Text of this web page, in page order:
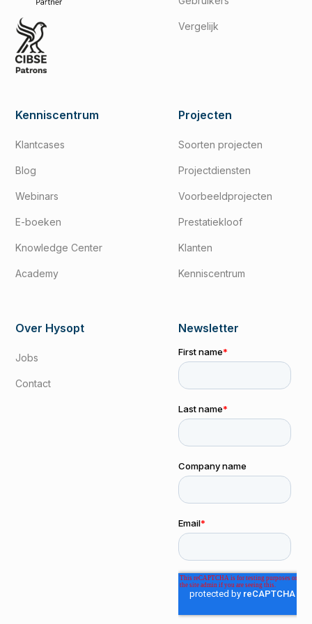
Vergelijk
Kenniscentrum
Klantcases
Blog
Webinars
E-boeken
Knowledge Center
Academy
Projecten
Soorten projecten
Projectdiensten
Voorbeeldprojecten
Prestatiekloof
Klanten
Kenniscentrum
Over Hysopt
Jobs
Contact
Newsletter